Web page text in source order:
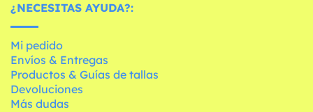
¿NECESITAS AYUDA?:
Mi pedido
Envíos & Entregas
Productos & Guías de tallas
Devoluciones
Más dudas